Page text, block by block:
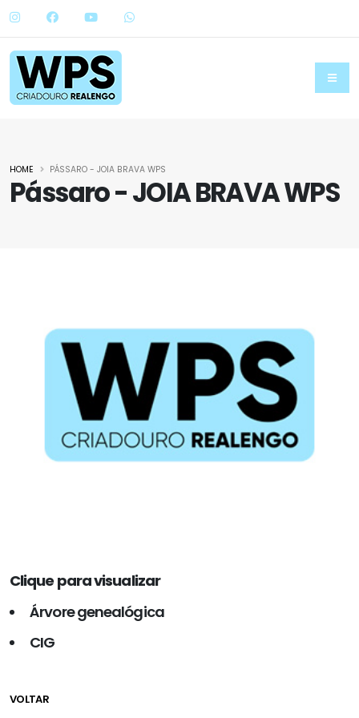
Pássaro - JOIA BRAVA WPS
HOME PÁSSARO - JOIA BRAVA WPS
Clique para visualizar
Árvore genealógica
CIG
VOLTAR